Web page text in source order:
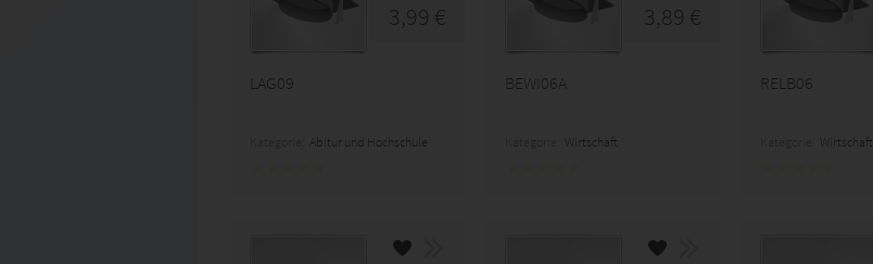
3,99 €
LAG09
Abitur und Hochschule
3,89 €
BEWI06A
Wirtschaft
RELB06
Wirtschaft